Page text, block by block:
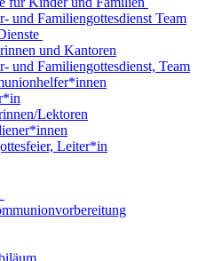
und Familiengottesdienst Team
und Kantoren
und Familiengottesdienst, Team
Lektoren
Leiter*in